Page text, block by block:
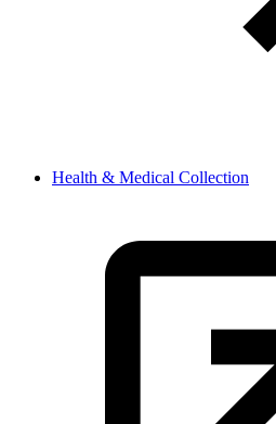
Health & Medical Collection